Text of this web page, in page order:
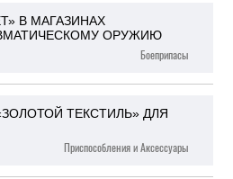
В МАГАЗИНАХ
ОРУЖИЮ
Боеприпасы
ТЕКСТИЛЬ» ДЛЯ
Приспособления и Аксессуары